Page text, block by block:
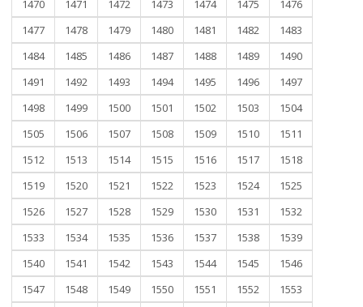
1470
1471 1472 1473 1474 1475
1476
1477
1478 1479 1480 1481 1482
1483
1484
1485 1486 1487 1488 1489
1490
1491
1492 1493 1494 1495 1496
1497
1498
1499 1500 1501 1502 1503
1504
1505
1506 1507 1508 1509 1510
1511
1512
1513 1514 1515 1516 1517
1518
1519
1520 1521 1522 1523 1524
1525
1526
1527 1528 1529 1530 1531
1532
1533
1534 1535 1536 1537 1538
1539
1540
1541 1542 1543 1544 1545
1546
1547
1548 1549 1550 1551 1552
1553